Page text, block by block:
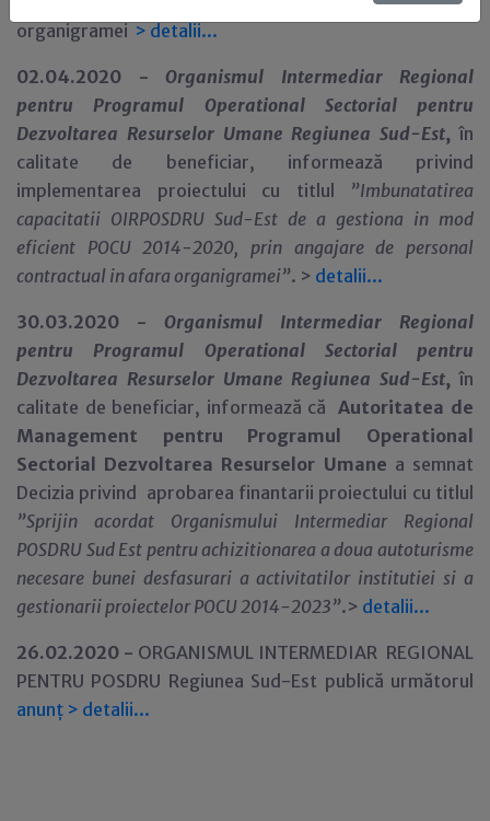
organigramei > detalii...
02.04.2020 - Organismul Intermediar Regional
pentru Programul Operational Sectorial pentru
Dezvoltarea Resurselor Umane Regiunea Sud-Est, în
calitate de beneficiar,
informează privind
implementarea proiectului cu titlul ”Imbunatatirea
capacitatii OIRPOSDRU Sud-Est de a gestiona in mod
eficient POCU 2014-2020, prin angajare de personal
contractual in afara organigramei”. > detalii...
30.03.2020 - Organismul Intermediar Regional
pentru Programul Operational Sectorial pentru
Dezvoltarea Resurselor Umane Regiunea Sud-Est, în
calitate de beneficiar, informează că Autoritatea de
Management pentru Programul Operational
Sectorial Dezvoltarea Resurselor Umane a semnat
Decizia privind aprobarea finantarii proiectului cu titlul
”Sprijin acordat Organismului Intermediar Regional
POSDRU Sud Est pentru achizitionarea a doua autoturisme
necesare bunei desfasurari a activitatilor institutiei si a
gestionarii proiectelor POCU 2014-2023”.> detalii...
26.02.2020 - ORGANISMUL INTERMEDIAR REGIONAL
PENTRU POSDRU Regiunea Sud-Est publică următorul
anunț > detalii...